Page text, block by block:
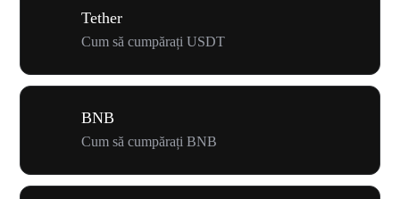
Tether
Cum să cumpărați USDT
BNB
Cum să cumpărați BNB